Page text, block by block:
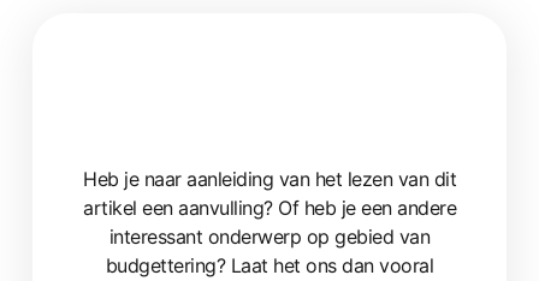
Heb je naar aanleiding van het lezen van dit
artikel een aanvulling? Of heb je een andere
interessant onderwerp op gebied van
budgettering? Laat het ons dan vooral